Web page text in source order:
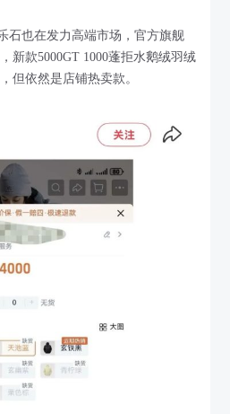
石也在发力高端市场，官方旗舰
新款5000GT 1000蓬拒水鹅绒羽绒
但依然是店铺热卖款。